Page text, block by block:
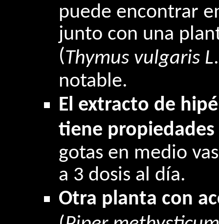
puede encontrar
junto con una
(Thymus vulgaris L
notable.
El extracto de
tiene propiedades
gotas en medio
a 3 dosis al día.
Otra planta con